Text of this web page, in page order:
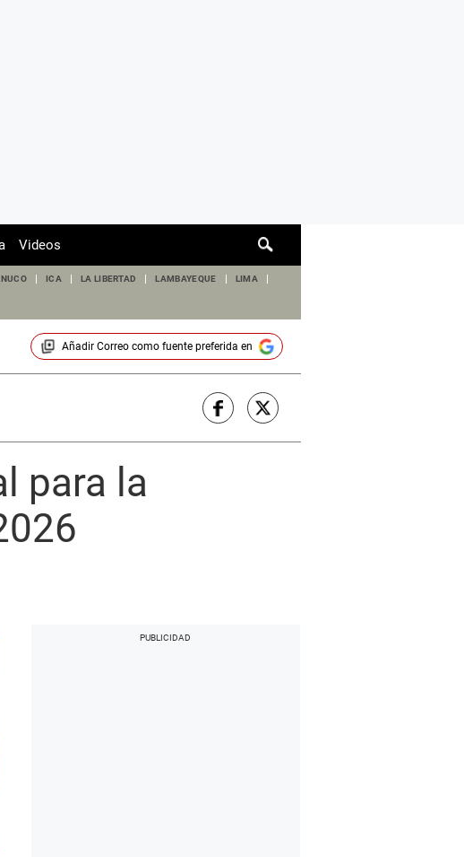
de
Videos
ICA LA LIBERTAD LAMBAYEQUE LIMA
Añadir Correocomo fuente preferida en
para la